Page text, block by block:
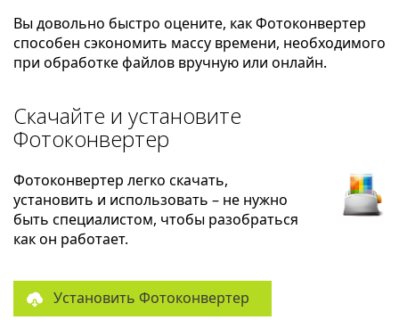
Вы довольно быстро оцените, как Фотоконвертер
способен сэкономить массу времени, необходимого
при обработке файлов вручную или онлайн.
Скачайте и установите
Фотоконвертер
Фотоконвертер легко скачать,
установить и использовать – не нужно
быть специалистом, чтобы разобраться
как он работает.
Установить Фотоконвертер